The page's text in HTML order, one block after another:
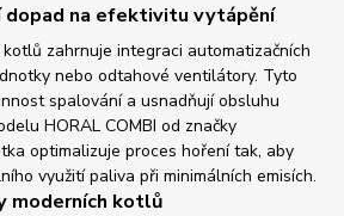
dopad na efektivitu vytápění
zahrnuje integraci automatizačních
nebo odtahové ventilátory. Tyto
spalování a usnadňují obsluhu
HORAL COMBI od značky
optimalizuje proces hoření tak, aby
využití paliva při minimálních emisích.
moderních kotlů